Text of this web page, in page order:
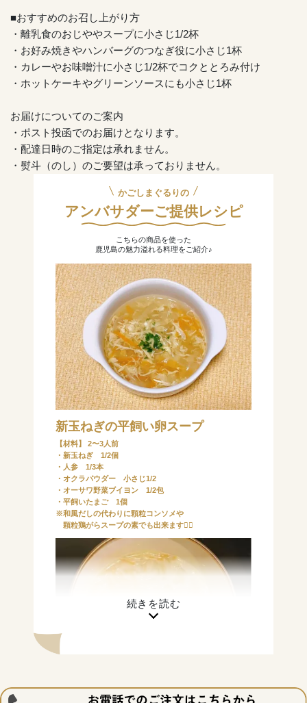
■おすすめのお召し上がり方
・離乳食のおじややスープに小さじ1/2杯
・お好み焼きやハンバーグのつなぎ役に小さじ1杯
・カレーやお味噌汁に小さじ1/2杯でコクととろみ付け
・ホットケーキやグリーンソースにも小さじ1杯
お届けについてのご案内
・ポスト投函でのお届けとなります。
・配達日時のご指定は承れません。
・熨斗（のし）のご要望は承っておりません。
かごしまぐるりの
アンバサダーご提供レシピ
こちらの商品を使った
鹿児島の魅力溢れる料理をご紹介♪
新玉ねぎの平飼い卵スープ
【材料】 2〜3人前
・新玉ねぎ 1/2個
・人参 1/3本
・オクラパウダー 小さじ1/2
・オーサワ野菜ブイヨン 1/2包
・平飼いたまご 1個
※和風だしの代わりに顆粒コンソメや
顆粒鶏がらスープの素でも出来ます🙆‍♀️